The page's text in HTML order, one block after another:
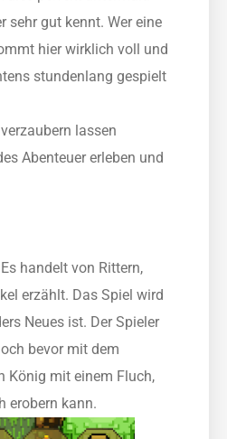
sehr gut kennt. Wer eine
hier wirklich voll und
stundenlang gespielt
lassen
Abenteuer erleben und
handelt von Rittern,
erzählt. Das Spiel wird
Neues ist. Der Spieler
bevor mit dem
König mit einem Fluch,
erobern kann.